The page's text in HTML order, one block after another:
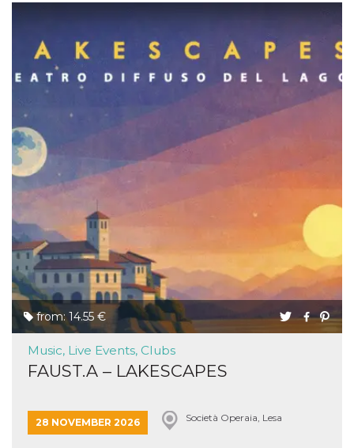
from: 14.55 €
Music, Live Events, Clubs
FAUST.A – LAKESCAPES
28 NOVEMBER 2026 Società Operaia, Lesa